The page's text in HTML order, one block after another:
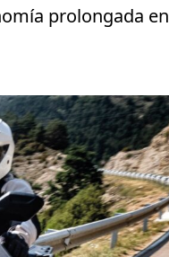
prolongada en